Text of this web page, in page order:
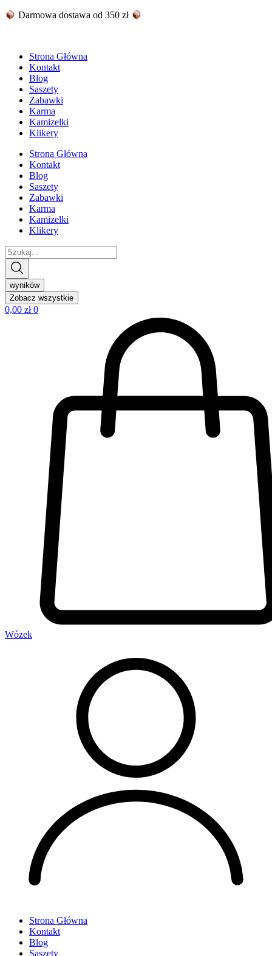
SkipDarmowa dostawa od 350 zł
Strona Główna
Kontakt
Blog
Saszety
Zabawki
Karma
Kamizelki
Klikery
Strona Główna
Kontakt
Blog
Saszety
Zabawki
Karma
Kamizelki
Klikery
Search
...
wyników
Zobacz wszystkie
0,00 zł 0
Wózek
Strona Główna
Kontakt
Blog
Saszety